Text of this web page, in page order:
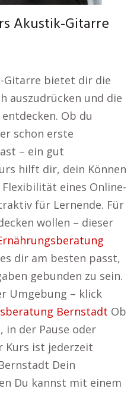
Akustik-Gitarre
Gitarre bietet dir die
auszudrücken und die
Ob du
schon erste
– ein gut
hilft dir, dein Können
eines Online-
für Lernende. Für
wollen – dieser
dir am besten passt,
gebunden zu sein.
Umgebung – klick
Bernstadt Ob
in der Pause oder
Kurs ist jederzeit
Dein
Du kannst mit einem